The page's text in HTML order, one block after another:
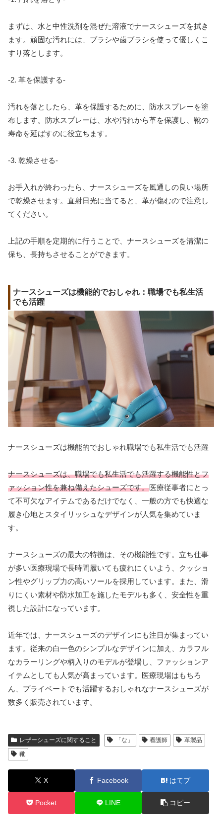
まずは、水と中性洗剤を混ぜた溶液でナースシューズを拭き
ます。頑固な汚れには、ブラシや歯ブラシを使って優しくこ
すり落とします。
-2. 革を保護する-
汚れを落としたら、革を保護するために、防水スプレーを塗
布します。防水スプレーは、水や汚れから革を保護し、靴の
寿命を延ばすのに役立ちます。
-3. 乾燥させる-
お手入れが終わったら、ナースシューズを風通しの良い場所
で乾燥させます。直射日光に当てると、革が傷むので注意し
てください。
上記の手順を定期的に行うことで、ナースシューズを清潔に
保ち、長持ちさせることができます。
ナースシューズは機能的でおしゃれ：職場でも私生活
でも活躍
ナースシューズは機能的でおしゃれ職場でも私生活でも活躍
ナースシューズは、職場でも私生活でも活躍する機能性とフ
ァッション性を兼ね備えたシューズです。医療従事者にとっ
て不可欠なアイテムであるだけでなく、一般の方でも快適な
履き心地とスタイリッシュなデザインが人気を集めていま
す。
ナースシューズの最大の特徴は、その機能性です。立ち仕事
が多い医療現場で長時間履いても疲れにくいよう、クッショ
ン性やグリップ力の高いソールを採用しています。また、滑
りにくい素材や防水加工を施したモデルも多く、安全性を重
視した設計になっています。
近年では、ナースシューズのデザインにも注目が集まってい
ます。従来の白一色のシンプルなデザインに加え、カラフル
なカラーリングや柄入りのモデルが登場し、ファッションア
イテムとしても人気が高まっています。医療現場はもちろ
ん、プライベートでも活躍するおしゃれなナースシューズが
数多く販売されています。
レザーシューズに関すること 「な」 看護師
革製品
靴
X Facebook はてブ
Pocket LINE コピー